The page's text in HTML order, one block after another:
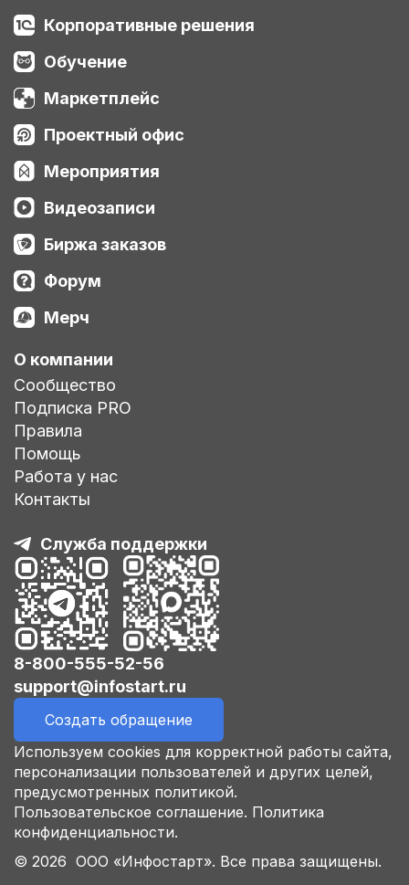
Корпоративные решения
Обучение
Маркетплейс
Проектный офис
Мероприятия
Видеозаписи
Биржа заказов
Форум
Мерч
О компании
Сообщество
Подписка PRO
Правила
Помощь
Работа у нас
Контакты
Служба поддержки
8-800-555-52-56
support@infostart.ru
Создать обращение
Используем cookies для корректной работы сайта,
персонализации пользователей и других целей,
предусмотренных политикой.
Пользовательское соглашение. Политика
конфиденциальности.
© 2026 ООО «Инфостарт». Все права защищены.